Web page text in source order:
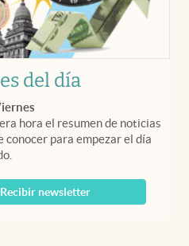
del día
hora el resumen de noticias
conocer para empezar el día
Recibir newsletter